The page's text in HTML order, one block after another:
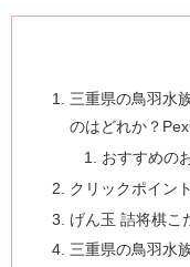
三重県の鳥羽水
のはどれか？
おすすめの
クリックポイン
げん玉 詰将棋こ
三重県の鳥羽水